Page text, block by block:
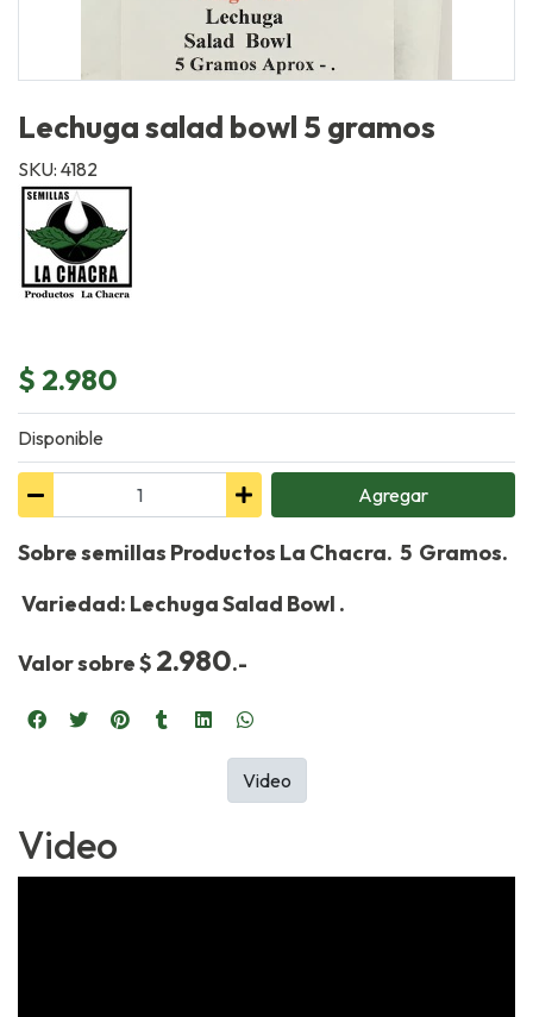
Lechuga salad bowl 5 gramos
SKU: 4182
$ 2.980
Disponible
Agregar
Sobre semillas Productos La Chacra. 5 Gramos.
Variedad: Lechuga Salad Bowl .
Valor sobre $ 2.980.-
Video
Video